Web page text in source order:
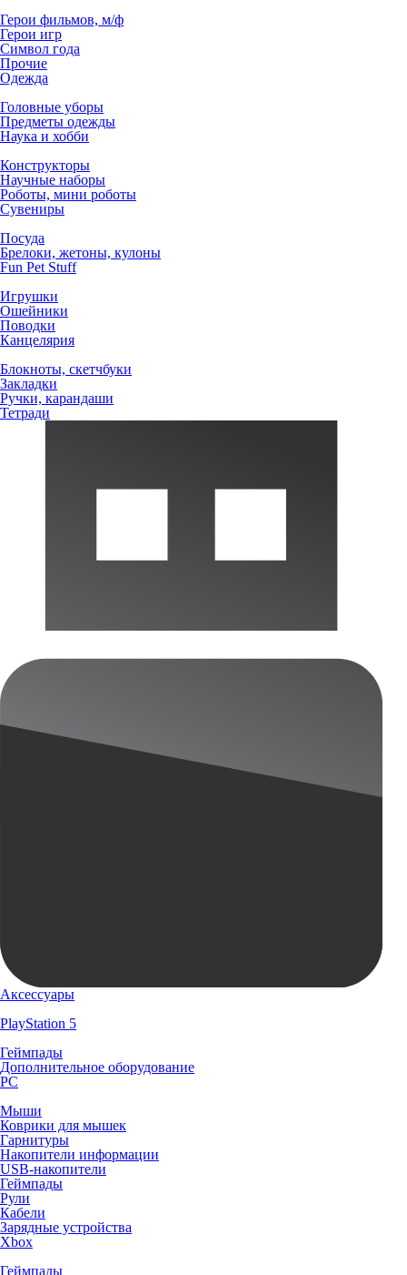
Герои фильмов, м/ф
Герои игр
Символ года
Прочие
Одежда
Головные уборы
Предметы одежды
Наука и хобби
Конструкторы
Научные наборы
Роботы, мини роботы
Сувениры
Посуда
Брелоки, жетоны, кулоны
Fun Pet Stuff
Игрушки
Ошейники
Поводки
Канцелярия
Блокноты, скетчбуки
Закладки
Ручки, карандаши
Тетради
Аксессуары
PlayStation 5
Геймпады
Дополнительное оборудование
PC
Мыши
Коврики для мышек
Гарнитуры
Накопители информации
USB-накопители
Геймпады
Рули
Кабели
Зарядные устройства
Xbox
Геймпады